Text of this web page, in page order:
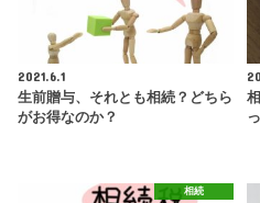
2021.6.1
生前贈与、それとも相続？どちら
がお得なのか？
相続